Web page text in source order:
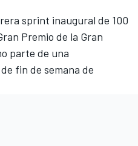
sprint inaugural de 100
Premio de la Gran
parte de una
fin de semana de